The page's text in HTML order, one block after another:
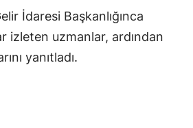
Muş
İdaresi Başkanlığınca
izleten uzmanlar, ardından
yanıtladı.